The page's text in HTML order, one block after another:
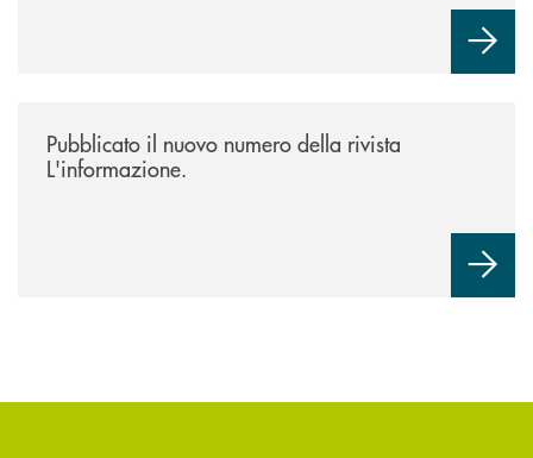
Pubblicato il nuovo numero della rivista
L'informazione.